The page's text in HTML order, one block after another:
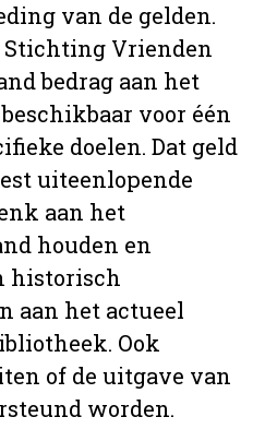
van de gelden.
Vrienden
bedrag aan het
voor één
doelen. Dat geld
uiteenlopende
aan het
houden en
historisch
aan het actueel
Ook
of de uitgave van
worden.